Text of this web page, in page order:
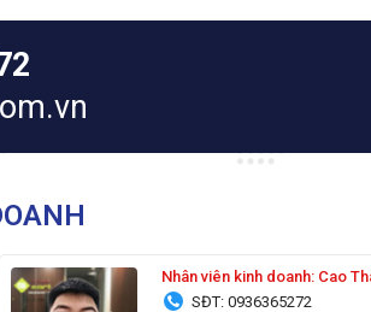
Nhân viên kinh doanh: Cao
SĐT: 0936365272